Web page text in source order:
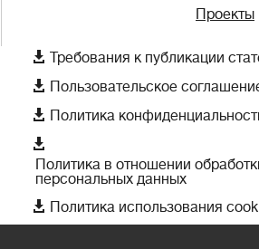
Проекты
 Требования к публикации
 Пользовательское
 Политика

Политика в отношении
персональных данных
 Политика использования